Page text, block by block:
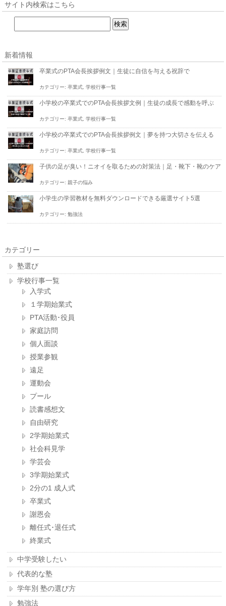
サイト内検索はこちら
新着情報
卒業式のPTA会長挨拶例文｜生徒に自信を与える祝辞で
カテゴリー:卒業式,学校行事一覧
小学校の卒業式でのPTA会長挨拶文例｜生徒の成長で感動を呼ぶ
カテゴリー:卒業式,学校行事一覧
小学校の卒業式でのPTA会長挨拶例文｜夢を持つ大切さを伝える
カテゴリー:卒業式,学校行事一覧
子供の足が臭い！ニオイを取るための対策法｜足・靴下・靴のケア
カテゴリー:親子の悩み
小学生の学習教材を無料ダウンロードできる厳選サイト5選
カテゴリー:勉強法
カテゴリー
塾選び
学校行事一覧
入学式
１学期始業式
PTA活動･役員
家庭訪問
個人面談
授業参観
遠足
運動会
プール
読書感想文
自由研究
2学期始業式
社会科見学
学芸会
3学期始業式
2分の1 成人式
卒業式
謝恩会
離任式･退任式
終業式
中学受験したい
代表的な塾
学年別 塾の選び方
勉強法